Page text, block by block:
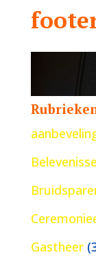
Gastheer